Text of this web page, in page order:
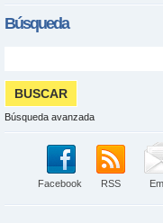
Búsqueda
Búsqueda avanzada
Facebook RSS